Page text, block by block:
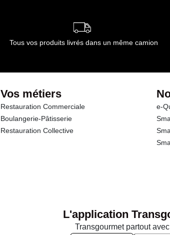
Tous vos produits livrés dans un même camion
Vos métiers
Restauration Commerciale
Boulangerie-Pâtisserie
Restauration Collective
e-
L'application
Transgourmet partout